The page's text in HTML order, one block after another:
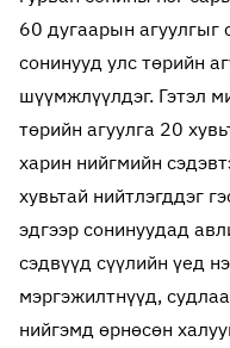
60 дугаарын
сонинууд улс төрийн
шүүмжлүүлдэг. Гэтэл
төрийн агуулга 20
харин нийгмийн
хувьтай нийтлэгддэг
эдгээр сонинуудад
сэдвүүд сүүлийн үед
мэргэжилтнүүд,
нийгэмд өрнөсөн